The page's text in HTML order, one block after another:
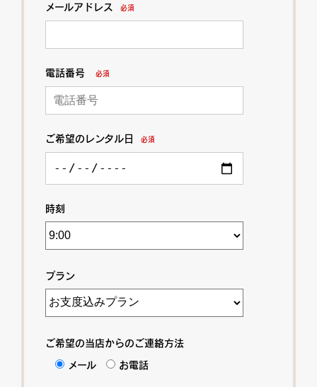
メールアドレス 必須
電話番号 必須
ご希望のレンタル日 必須
時刻
プラン
ご希望の当店からのご連絡方法
メール お電話